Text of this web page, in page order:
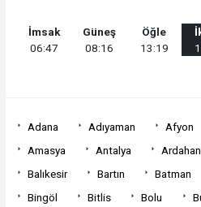
İmsak
06:47
Güneş
08:16
Öğle
13:19
Adana Adıyaman Afyon
Amasya
Antalya Ardahan
Balıkesir
Bartın Batman
Bingöl
Bitlis Bolu